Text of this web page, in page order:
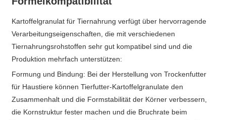
Kartoffelgranulat für Tiernahrung verfügt über hervorragende
Verarbeitungseigenschaften, die mit verschiedenen
Tiernahrungsrohstoffen sehr gut kompatibel sind und die
Produktion mehrfach unterstützen:
Formung und Bindung: Bei der Herstellung von Trockenfutter
für Haustiere können Tierfutter-Kartoffelgranulate den
Zusammenhalt und die Formstabilität der Körner verbessern,
die Kornstruktur fester machen und die Bruchrate beim